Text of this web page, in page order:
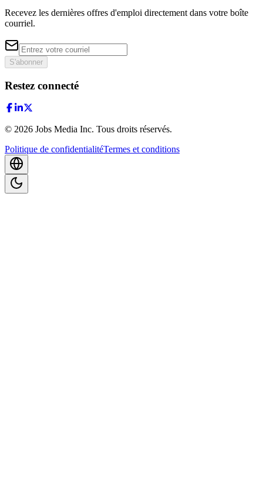
Recevez les dernières offres d'emploi directement dans votre boîte
courriel.
S'abonner
Restez connecté
© 2026 Jobs Media Inc. Tous droits réservés.
Politique de confidentialitéTermes et conditions